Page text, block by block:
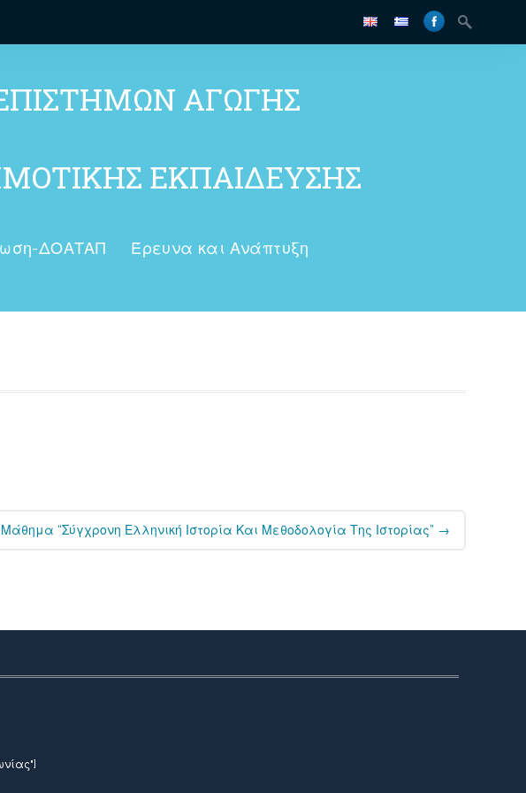
ΑΓΩΓΗΣ
ΕΚΠΑΙΔΕΥΣΗΣ
ΔΟΑΤΑΠ
Έρευνα και Ανάπτυξη
“Σύγχρονη Ελληνική Ιστορία Και Μεθοδολογία Της Ιστορίας” →